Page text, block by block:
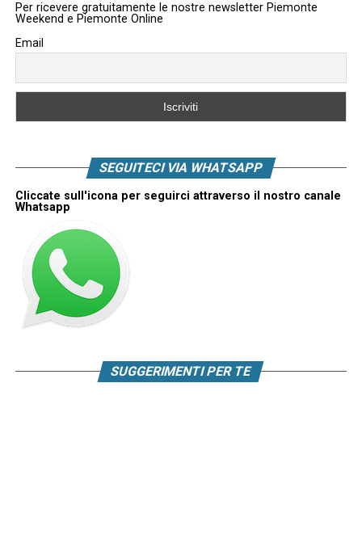
Per ricevere gratuitamente le nostre newsletter Piemonte
Weekend e Piemonte Online
Email
SEGUITECI VIA WHATSAPP
Cliccate sull'icona per seguirci attraverso il nostro canale
Whatsapp
SUGGERIMENTI PER TE